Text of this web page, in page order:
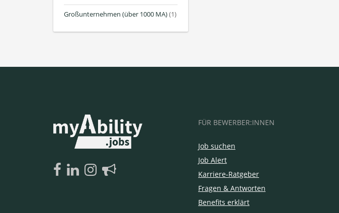
Großunternehmen (über 1000 MA)(1)
FÜR BEWERBER:INNEN
Job suchen
Job Alert
Karriere-Ratgeber
Fragen & Antworten
Benefits erklärt